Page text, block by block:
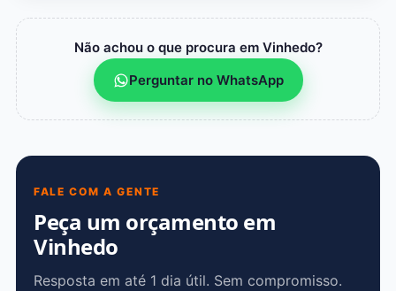
Não achou o que procura em Vinhedo?
Perguntar no WhatsApp
FALE COM A GENTE
Peça um orçamento em
Vinhedo
Resposta em até 1 dia útil. Sem compromisso.